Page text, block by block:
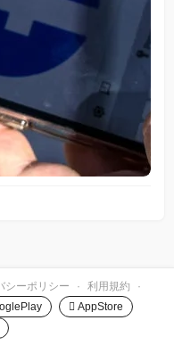
シーポリシー · 利用規約
·
 AppStore